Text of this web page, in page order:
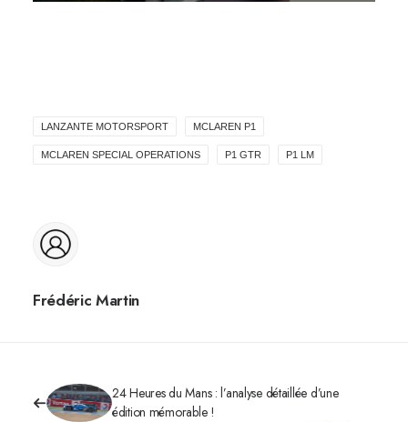
LANZANTE MOTORSPORT MCLAREN P1
MCLAREN SPECIAL OPERATIONS P1 GTR P1 LM
Frédéric Martin
24 Heures du Mans : l’analyse détaillée d’une
édition mémorable !